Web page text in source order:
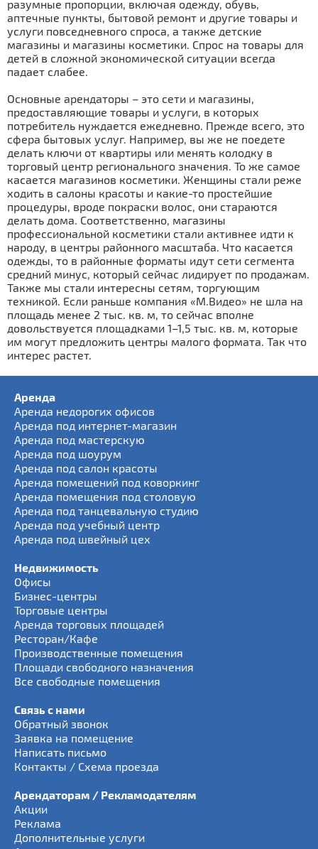
разумные пропорции, включая одежду, обувь,
аптечные пункты, бытовой ремонт и другие товары и
услуги повседневного спроса, а также детские
магазины и магазины косметики. Спрос на товары для
детей в сложной экономической ситуации всегда
падает слабее.
Основные арендаторы – это сети и магазины,
предоставляющие товары и услуги, в которых
потребитель нуж­дается ежедневно. Прежде всего, это
сфера бытовых услуг. Например, вы же не поедете
делать ключи от квартиры или менять колодку в
торговый центр регионального значения. То же самое
касается магазинов косметики. Женщины стали реже
ходить в салоны красоты и какие-то простейшие
процедуры, вроде покраски волос, они стараются
делать дома. Соответственно, магазины
профессиональной косметики стали активнее идти к
народу, в центры районного масштаба. Что касается
одежды, то в районные форматы идут сети сегмента
средний минус, который сейчас лидирует по продажам.
Также мы стали интересны сетям, торгующим
техникой. Если раньше компания «М.Видео» не шла на
пло­щадь менее 2 тыс. кв. м, то сейчас вполне
довольствуется площадками 1–1,5 тыс. кв. м, которые
им могут предложить центры малого формата. Так что
интерес растет.
Аренда
Аренда недорогих офисов
Аренда под интернет-магазин
Аренда под мастерскую
Аренда под шоурум
Аренда под салон красоты
Аренда помещений под коворкинг
Аренда помещения под столовую
Аренда под танцевальную студию
Аренда под учебный центр
Аренда под швейный цех
Недвижимость
Офисы
Бизнес-центры
Торговые центры
Аренда торговых площадей
Ресторан/Кафе
Производственные помещения
Площади свободного назначения
Все свободные помещения
Связь с нами
Обратный звонок
Заявка на помещение
Написать письмо
Контакты / Схема проезда
Арендаторам / Рекламодателям
Акции
Реклама
Дополнительные услуги